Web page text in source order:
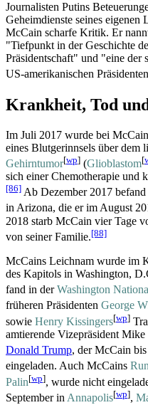
Journalisten Putins
Geheimdienste seines eigenen
McCain scharfe Kritik. Er
"Tiefpunkt in der Geschichte
Präsidentschaft" und "eine der
US-amerikanischen
Krankheit, Tod
Im Juli 2017 wurde bei
eines Blutgerinnsels über dem
Gehirntumor[wp] (Glioblastom[
sich einer Chemotherapie und
[86] Ab Dezember 2017
in Arizona, die er im August
2018 starb McCain vier Tage
von seiner Familie.[88]
McCains Leichnam wurde im
des Kapitols in Washington,
fand in derWashington
früheren Präsidenten George
sowie Henry Kissingers[wp]
amtierende Vizepräsident
Donald Trump, der McCain
eingeladen. Auch McCains
Palin[wp], wurde nicht
September in Annapolis[wp],